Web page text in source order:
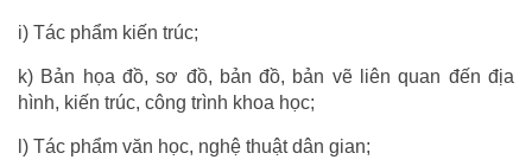
i) Tác phẩm kiến trúc;
k) Bản họa đồ, sơ đồ, bản đồ, bản vẽ liên quan đến địa
hình, kiến trúc, công trình khoa học;
l) Tác phẩm văn học, nghệ thuật dân gian;